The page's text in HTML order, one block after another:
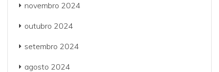
novembro 2024
outubro 2024
setembro 2024
agosto 2024